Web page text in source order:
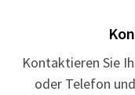
Kontaktieren Sie
oder Telefon